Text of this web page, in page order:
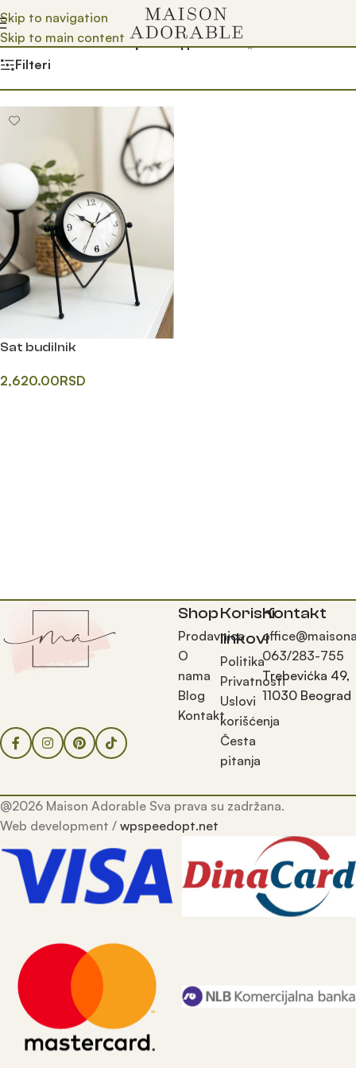
Skip to navigation
Skip to main content
Почетна/Prodavnica/Производ oзначен „crni sat“
Filteri
Sat budilnik
2,620.00RSD
Shop
Prodavnica
O
nama
Blog
Kontakt
Korisni
linkovi
Politika
Privatnosti
Uslovi
korišćenja
Česta
pitanja
Kontakt
063/283-755
Trebevićka 49,
11030 Beograd
@2026 Maison Adorable Sva prava su zadržana.
Web development / wpspeedopt.net